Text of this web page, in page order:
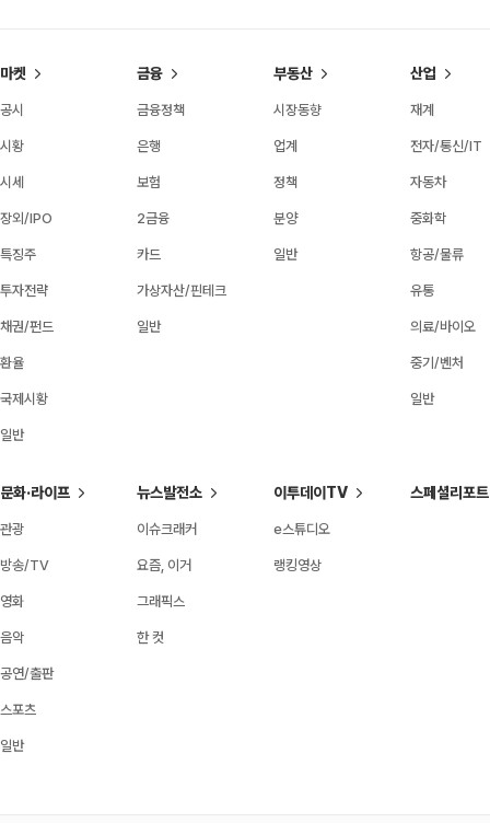
마켓
공시
시황
시세
장외/IPO
특징주
투자전략
채권/펀드
환율
국제시황
일반
금융
금융정책
은행
보험
2금융
카드
가상자산/핀테크
일반
부동산
시장동향
업계
정책
분양
일반
산업
재계
전자/통신/IT
자동차
중화학
항공/물류
유통
의료/바이오
중기/벤처
일반
문화·라이프
관광
방송/TV
영화
음악
공연/출판
스포츠
일반
뉴스발전소
이슈크래커
요즘, 이거
그래픽스
한 컷
이투데이TV
e스튜디오
랭킹영상
스페셜리포트